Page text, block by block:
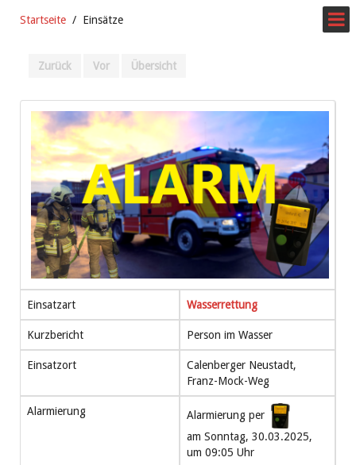
Startseite Einsätze
Zurück Vor Übersicht
Einsatzart Wasserrettung
Kurzbericht Person im Wasser
Einsatzort
Calenberger Neustadt,
Franz-Mock-Weg
Alarmierung
Alarmierung per
am Sonntag, 30.03.2025,
um 09:05 Uhr